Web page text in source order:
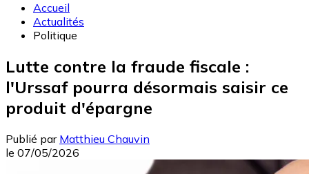
Accueil
Actualités
Politique
Lutte contre la fraude fiscale :
l'Urssaf pourra désormais saisir ce
produit d'épargne
Publié par Matthieu Chauvin
le 07/05/2026